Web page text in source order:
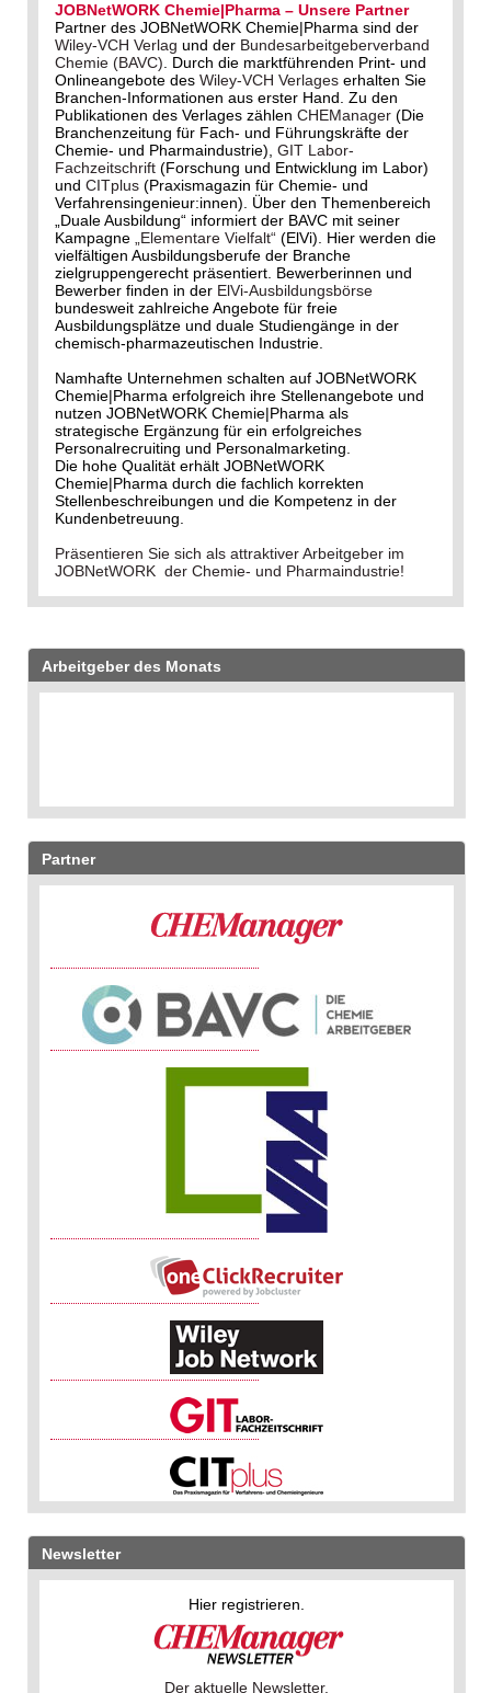
JOBNetWORK Chemie|Pharma – Unsere Partner
Partner des JOBNetWORK Chemie|Pharma sind der
Wiley-VCH Verlag und der Bundesarbeitgeberverband
Chemie (BAVC). Durch die marktführenden Print- und
Onlineangebote des Wiley-VCH Verlages erhalten Sie
Branchen-Informationen aus erster Hand. Zu den
Publikationen des Verlages zählen CHEManager (Die
Branchenzeitung für Fach- und Führungskräfte der
Chemie- und Pharmaindustrie), GIT Labor-
Fachzeitschrift (Forschung und Entwicklung im Labor)
und CITplus (Praxismagazin für Chemie- und
Verfahrensingenieur:innen). Über den Themenbereich
„Duale Ausbildung“ informiert der BAVC mit seiner
Kampagne „Elementare Vielfalt“ (ElVi). Hier werden die
vielfältigen Ausbildungsberufe der Branche
zielgruppengerecht präsentiert. Bewerberinnen und
Bewerber finden in der ElVi-Ausbildungsbörse
bundesweit zahlreiche Angebote für freie
Ausbildungsplätze und duale Studiengänge in der
chemisch-pharmazeutischen Industrie.
Namhafte Unternehmen schalten auf JOBNetWORK
Chemie|Pharma erfolgreich ihre Stellenangebote und
nutzen JOBNetWORK Chemie|Pharma als
strategische Ergänzung für ein erfolgreiches
Personalrecruiting und Personalmarketing.
Die hohe Qualität erhält JOBNetWORK
Chemie|Pharma durch die fachlich korrekten
Stellenbeschreibungen und die Kompetenz in der
Kundenbetreuung.
Präsentieren Sie sich als attraktiver Arbeitgeber im
JOBNetWORK der Chemie- und Pharmaindustrie!
Arbeitgeber des Monats
Partner
Newsletter
Hier registrieren.
Der aktuelle Newsletter.